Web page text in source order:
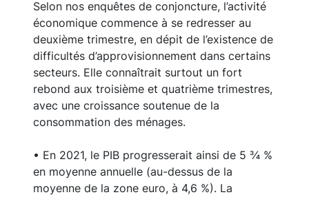
Selon nos enquêtes de conjoncture, l’activité
économique commence à se redresser au
deuxième trimestre, en dépit de l’existence de
difficultés d’approvisionnement dans certains
secteurs. Elle connaîtrait surtout un fort
rebond aux troisième et quatrième trimestres,
avec une croissance soutenue de la
consommation des ménages.
• En 2021, le PIB progresserait ainsi de 5 ¾ %
en moyenne annuelle (au-dessus de la
moyenne de la zone euro, à 4,6 %). La